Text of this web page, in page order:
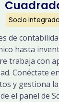
Socio integrado
de
hasta
trabaja con
Conéctate
y gestiona
el panel de